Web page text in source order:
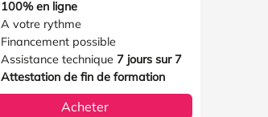
100% en ligne
A votre rythme
Financement possible
Assistance technique 7 jours sur 7
Attestation de fin de formation
Acheter